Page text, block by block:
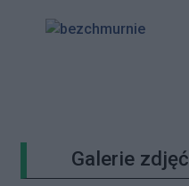
Galerie zdjęć